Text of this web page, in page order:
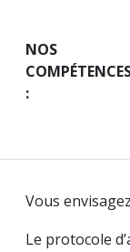
NOS
:
Vous
Le protocole